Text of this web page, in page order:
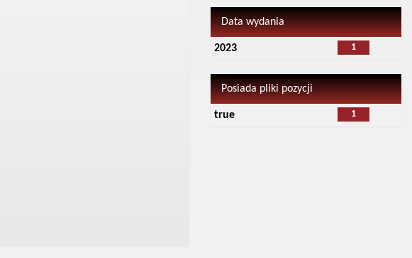
Data wydania
1
2023
Posiada pliki pozycji
1
true